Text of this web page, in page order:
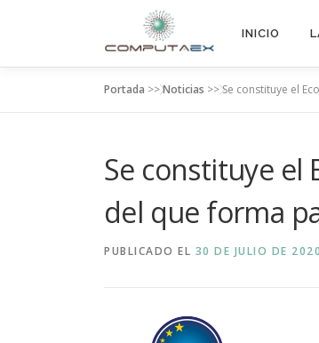
INICIO
Portada >>Noticias >>Se constituye el
Se constituye el
del que forma
PUBLICADO EL 30 DE JULIO DE 2020